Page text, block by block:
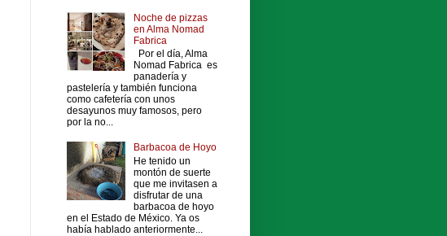
Noche de pizzas
en Alma Nomad
Fabrica
Por el día, Alma
Nomad Fabrica es
panadería y
pastelería y también funciona
como cafetería con unos
desayunos muy famosos, pero
por la no...
Barbacoa de Hoyo
He tenido un
montón de suerte
que me invitasen a
disfrutar de una
barbacoa de hoyo
en el Estado de México. Ya os
había hablado anteriormente...